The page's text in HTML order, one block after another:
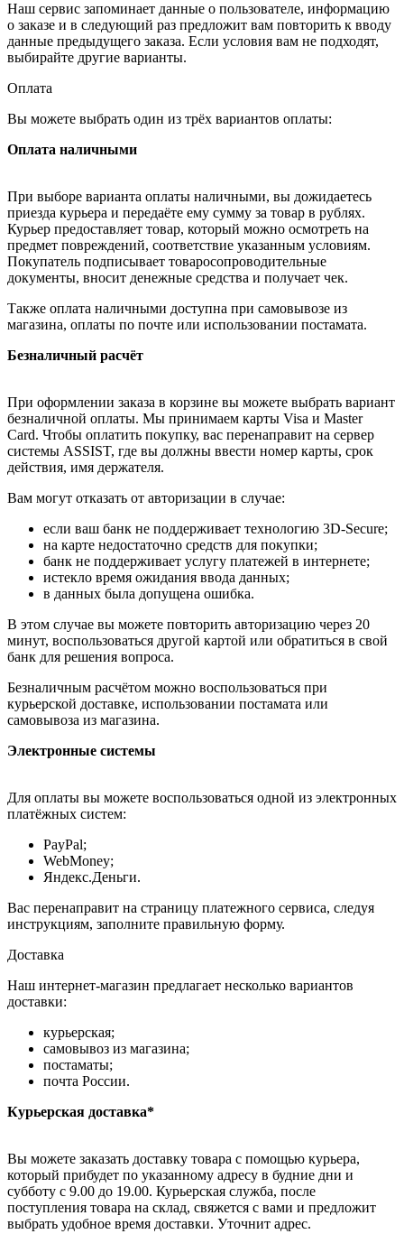
Наш сервис запоминает данные о пользователе, информацию
о заказе и в следующий раз предложит вам повторить к вводу
данные предыдущего заказа. Если условия вам не подходят,
выбирайте другие варианты.
Оплата
Вы можете выбрать один из трёх вариантов оплаты:
Оплата наличными
При выборе варианта оплаты наличными, вы дожидаетесь
приезда курьера и передаёте ему сумму за товар в рублях.
Курьер предоставляет товар, который можно осмотреть на
предмет повреждений, соответствие указанным условиям.
Покупатель подписывает товаросопроводительные
документы, вносит денежные средства и получает чек.
Также оплата наличными доступна при самовывозе из
магазина, оплаты по почте или использовании постамата.
Безналичный расчёт
При оформлении заказа в корзине вы можете выбрать вариант
безналичной оплаты. Мы принимаем карты Visa и Master
Card. Чтобы оплатить покупку, вас перенаправит на сервер
системы ASSIST, где вы должны ввести номер карты, срок
действия, имя держателя.
Вам могут отказать от авторизации в случае:
если ваш банк не поддерживает технологию 3D-Secure;
на карте недостаточно средств для покупки;
банк не поддерживает услугу платежей в интернете;
истекло время ожидания ввода данных;
в данных была допущена ошибка.
В этом случае вы можете повторить авторизацию через 20
минут, воспользоваться другой картой или обратиться в свой
банк для решения вопроса.
Безналичным расчётом можно воспользоваться при
курьерской доставке, использовании постамата или
самовывоза из магазина.
Электронные системы
Для оплаты вы можете воспользоваться одной из электронных
платёжных систем:
PayPal;
WebMoney;
Яндекс.Деньги.
Вас перенаправит на страницу платежного сервиса, следуя
инструкциям, заполните правильную форму.
Доставка
Наш интернет-магазин предлагает несколько вариантов
доставки:
курьерская;
самовывоз из магазина;
постаматы;
почта России.
Курьерская доставка*
Вы можете заказать доставку товара с помощью курьера,
который прибудет по указанному адресу в будние дни и
субботу с 9.00 до 19.00. Курьерская служба, после
поступления товара на склад, свяжется с вами и предложит
выбрать удобное время доставки. Уточнит адрес.